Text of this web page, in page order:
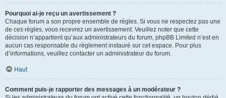
Pourquoi ai-je reçu un avertissement ?
Chaque forum a son propre ensemble de règles. Si vous ne respectez pas une
de ces règles, vous recevrez un avertissement. Veuillez noter que cette
décision n’appartient qu’aux administrateurs du forum, phpBB Limited n’est en
aucun cas responsable du règlement instauré sur cet espace. Pour plus
d’informations, veuillez contacter un administrateur du forum.
Haut
Comment puis-je rapporter des messages à un modérateur ?